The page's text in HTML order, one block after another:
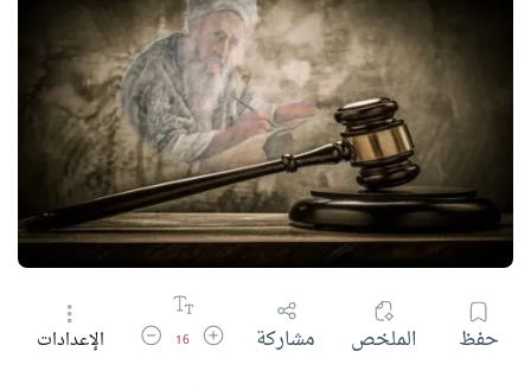
حفظ الملخص مشاركة زيادة حجم الخط
16 تقليل حجم الخط
الإعدادات